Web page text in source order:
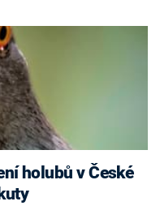
holubů v České